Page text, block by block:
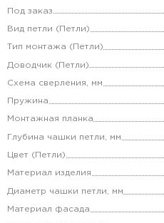
Под заказ
Вид петли (Петли)
Тип монтажа (Петли)
Доводчик (Петли)
Схема сверления, мм
Пружина
Монтажная планка
Глубина чашки петли, мм
Цвет (Петли)
Материал изделия
Диаметр чашки петли, мм
Материал фасада